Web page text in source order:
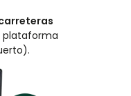
plataforma